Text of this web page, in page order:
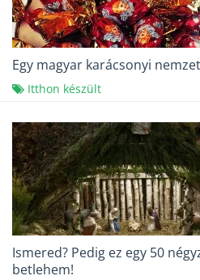
Egy magyar karácsonyi
Itthon készült
Ismered? Pedig ez egy 50
betlehem!